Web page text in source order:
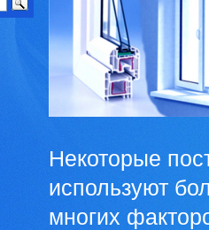
Некоторые
используют
многих